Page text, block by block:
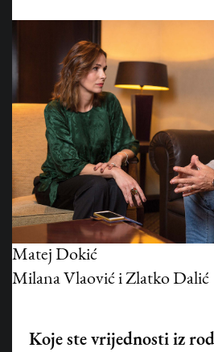
Matej Dokić
Milana Vlaović i Zlatko Dalić
Koje ste vrijednosti iz